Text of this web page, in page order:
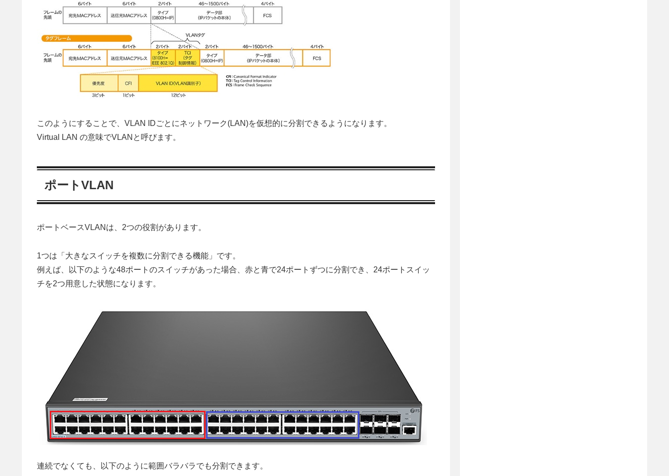
このようにすることで、VLAN IDごとにネットワーク(LAN)を仮想的に分割できるようになります。
Virtual LAN の意味でVLANと呼びます。
ポートVLAN
ポートベースVLANは、2つの役割があります。
1つは「大きなスイッチを複数に分割できる機能」です。
例えば、以下のような48ポートのスイッチがあった場合、赤と青で24ポートずつに分割でき、24ポートスイッ
チを2つ用意した状態になります。
連続でなくても、以下のように範囲バラバラでも分割できます。